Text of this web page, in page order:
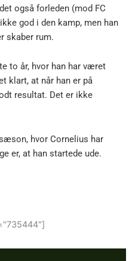
også forleden (mod FC
god i den kamp, men han
skaber rum.
to år, hvor han har været
klart, at når han er på
resultat. Det er ikke
hvor Cornelius har
er, at han startede ude.